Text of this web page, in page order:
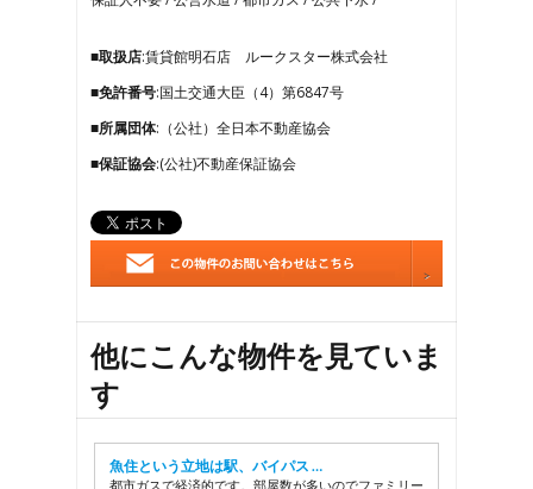
■取扱店:賃貸館明石店 ルークスター株式会社
■免許番号:国土交通大臣（4）第6847号
■所属団体:（公社）全日本不動産協会
■保証協会:(公社)不動産保証協会
他にこんな物件を見ていま
す
魚住という立地は駅、バイパス …
都市ガスで経済的です。部屋数が多いのでファミリー